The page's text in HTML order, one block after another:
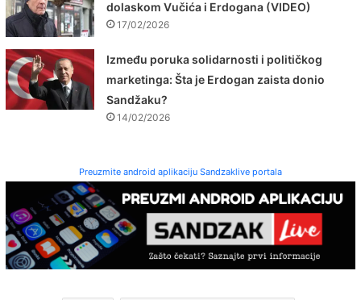
dolaskom Vučića i Erdogana (VIDEO)
17/02/2026
Između poruka solidarnosti i političkog
marketinga: Šta je Erdogan zaista donio
Sandžaku?
14/02/2026
Preuzmite android aplikaciju Sandzaklive portala